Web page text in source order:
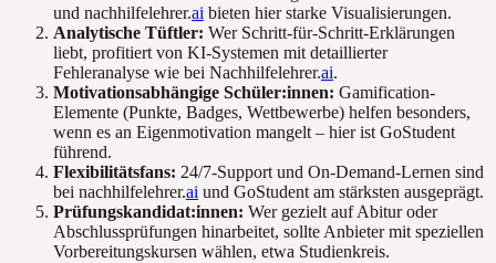
und nachhilfelehrer.ai bieten hier starke Visualisierungen.
Analytische Tüftler: Wer Schritt-für-Schritt-Erklärungen
liebt, profitiert von KI-Systemen mit detaillierter
Fehleranalyse wie bei Nachhilfelehrer.ai.
Motivationsabhängige Schüler:innen: Gamification-
Elemente (Punkte, Badges, Wettbewerbe) helfen besonders,
wenn es an Eigenmotivation mangelt – hier ist GoStudent
führend.
Flexibilitätsfans: 24/7-Support und On-Demand-Lernen sind
bei nachhilfelehrer.ai und GoStudent am stärksten ausgeprägt.
Prüfungskandidat:innen: Wer gezielt auf Abitur oder
Abschlussprüfungen hinarbeitet, sollte Anbieter mit speziellen
Vorbereitungskursen wählen, etwa Studienkreis.